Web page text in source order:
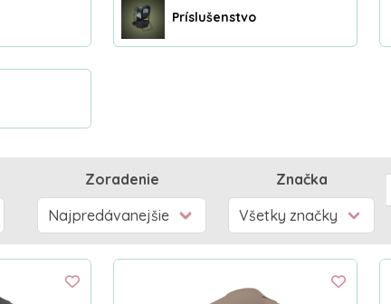
Príslušenstvo
Zoradenie Značka